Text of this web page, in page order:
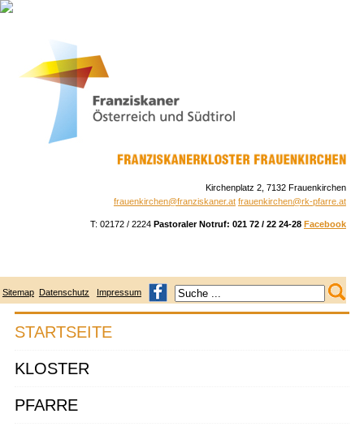
to
Kirchenplatz 2, 7132 Frauenkirchen
frauenkirchen@franziskaner.at frauenkirchen@rk-pfarre.at
T: 02172 / 2224 Pastoraler Notruf: 021 72 / 22 24-28 Facebook
Sitemap Datenschutz Impressum
STARTSEITE
KLOSTER
PFARRE